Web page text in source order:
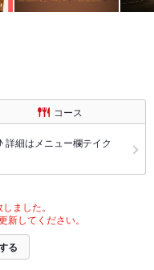
コース
詳細はメニュー欄テイク
ました。
してください。
る